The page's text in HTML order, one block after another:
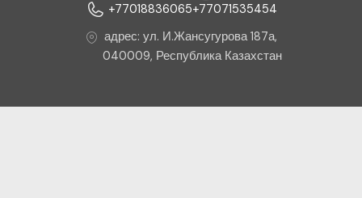
+77018836065+77071535454
адрес: ул. И.Жансугурова 187а,
040009, Республика Казахстан